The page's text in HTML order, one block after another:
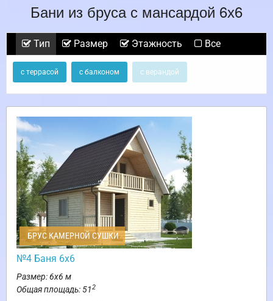
Бани из бруса с мансардой 6х6
Тип Размер Этажность Все
с террасой с балконом с верандой
БРУС КАМЕРНОЙ СУШКИ
№4 Баня 6х6
Размер: 6х6 м
Общая площадь: 512